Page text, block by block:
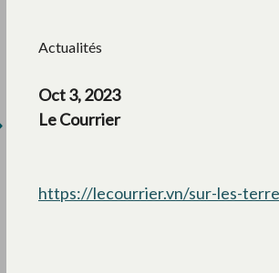
Actualités
Oct 3, 2023
Le Courrier
https://lecourrier.vn/sur-les-